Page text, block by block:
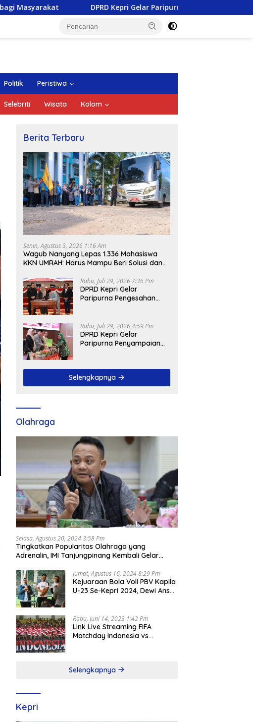
DPRD Kepri Gelar Paripurna Pengesahan Ranperda
Politik Peristiwa
Selebriti Wisata Kolom
Berita Terbaru
Senin, Agustus 3, 2026 1:16 Am
Wagub Nanyang Lepas 1.336 Mahasiswa
KKN UMRAH: Harus Mampu Beri Solusi dan
Rabu, Juli 29, 2026 7:36 Pm
DPRD Kepri Gelar
Paripurna Pengesahan
APBD 2025, Sejumlah
Rekomendasi Strategis
Disampaikan
Rabu, Juli 29, 2026 4:59 Pm
DPRD Kepri Gelar
Paripurna Penyampaian
Selengkapnya
Olahraga
Selasa, Agustus 20, 2024 3:58 Pm
Tingkatkan Popularitas Olahraga yang
Adrenalin, IMI Tanjungpinang Kembali Gelar
Jumat, Agustus 16, 2024 8:29 Pm
Kejuaraan Bola Voli PBV Kapila
U-23 Se-Kepri 2024, Dewi Ansar
Rabu, Juni 14, 2023 1:42 Pm
Link Live Streaming FIFA
Matchday Indonesia vs
Selengkapnya
Kepri